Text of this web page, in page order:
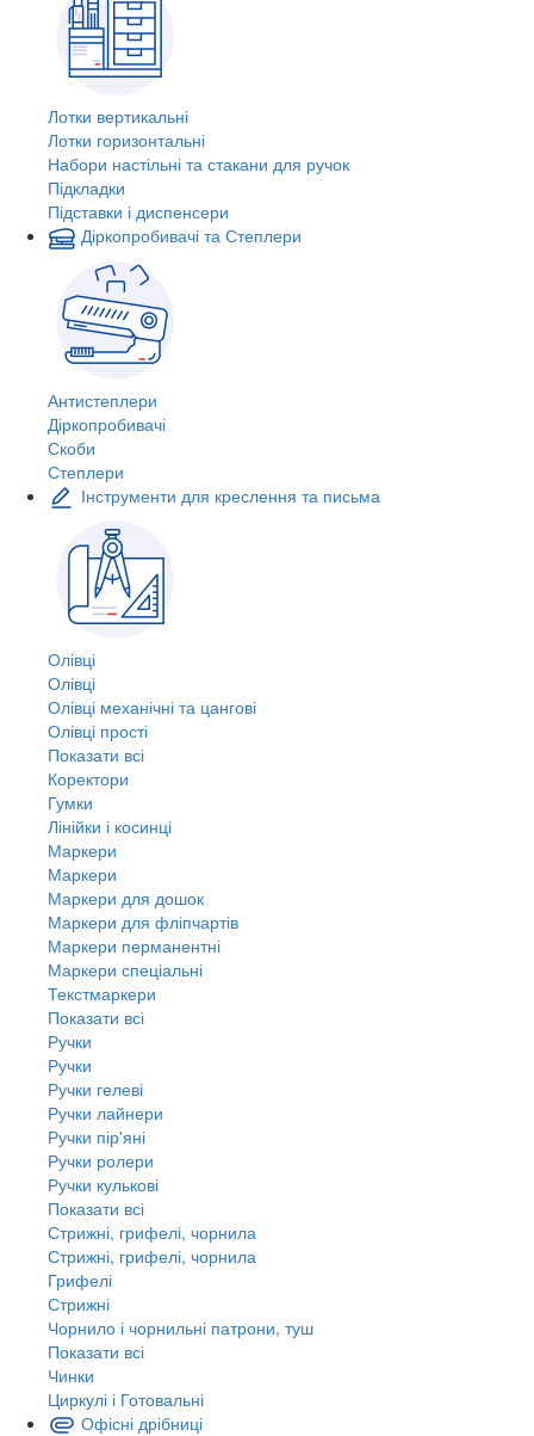
Лотки вертикальні
Лотки горизонтальні
Набори настільні та стакани для ручок
Підкладки
Підставки і диспенсери
Діркопробивачі та Степлери
Антистеплери
Діркопробивачі
Скоби
Степлери
Інструменти для креслення та письма
Олівці
Олівці
Олівці механічні та цангові
Олівці прості
Показати всі
Коректори
Гумки
Лінійки і косинці
Маркери
Маркери
Маркери для дошок
Маркери для фліпчартів
Маркери перманентні
Маркери спеціальні
Текстмаркери
Показати всі
Ручки
Ручки
Ручки гелеві
Ручки лайнери
Ручки пір'яні
Ручки ролери
Ручки кулькові
Показати всі
Стрижні, грифелі, чорнила
Стрижні, грифелі, чорнила
Грифелі
Стрижні
Чорнило і чорнильні патрони, туш
Показати всі
Чинки
Циркулі і Готовальні
Офісні дрібниці